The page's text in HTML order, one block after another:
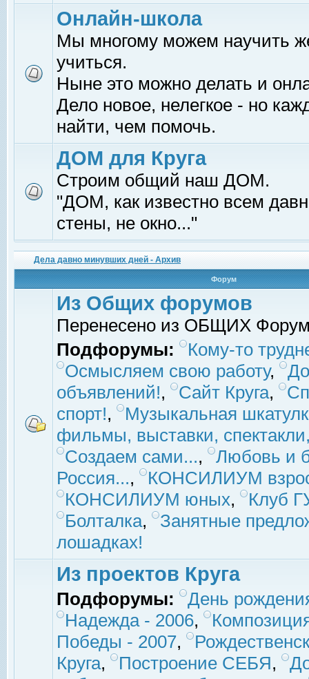
Онлайн-школа
Мы многому можем научить
учиться.
Ныне это можно делать и
Дело новое, нелегкое - но
найти, чем помочь.
ДОМ для Круга
Строим общий наш ДОМ.
"ДОМ, как известно всем
стены, не окно..."
Дела давно минувших дней - Архив
Форум
Из Общих форумов
Перенесено из ОБЩИХ
Подфорумы:
Кому-то
Осмысляем свою работу,
объявлений!, Сайт Круга,
спорт!,
Музыкальная
фильмы, выставки,
Создаем сами...,
Любовь и
Россия...,
КОНСИЛИУМ
КОНСИЛИУМ юных,
Клуб
Болталка,
Занятные
лошадках!
Из проектов Круга
Подфорумы:
День
Надежда - 2006,
Победы - 2007,
Круга, Построение СЕБЯ,